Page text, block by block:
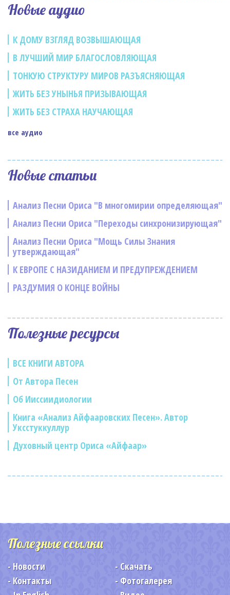
Новые аудио
К ДОМУ ВЗГЛЯД ВОЗВЫШАЮЩАЯ
В ЛУЧШИЙ МИР БЛАГОСЛОВЛЯЮЩАЯ
ТОНКУЮ СТРУКТУРУ МИРОВ РАЗЪЯСНЯЮЩАЯ
ЖИТЬ БЕЗ УНЫНЬЯ ПРИЗЫВАЮЩАЯ
ЖИТЬ БЕЗ СТРАХА НАУЧАЮЩАЯ
все аудио
Новые статьи
Анализ Песни Ориса "В многомирии определяющая"
Анализ Песни Ориса "Переходы синхронизирующая"
Анализ Песни Ориса "Мощь Силы Знания
утверждающая"
К ЕВРОПЕ С НАЗИДАНИЕМ И ПРЕДУПРЕЖДЕНИЕМ
РАЗДУМИЯ О КОНЦЕ ВОЙНЫ
Полезные ресурсы
ВСЕ КНИГИ АВТОРА
От Автора Песен
Об Ииссиидиологии
Книга «Анализ Айфааровских Песен». Автор
Уксстуккуллур
Духовный центр Ориса «Айфаар»
Полезные ссылки
Новости
Скачать
Контакты
Фотогалерея